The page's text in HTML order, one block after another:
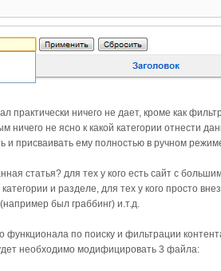
практически ничего не дает, кроме как
ничего не ясно к какой категории отнести
и присваивать ему полностью в ручном
статья? для тех у кого есть сайт с
и разделе, для тех у кого просто
был граббинг) и.т.д.
функционала по поиску и фильтрации
необходимо модифицировать 3 файла: